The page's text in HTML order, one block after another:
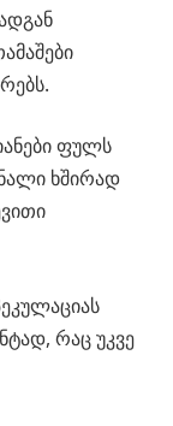
ფულს
ხშირად
რაც უკვე